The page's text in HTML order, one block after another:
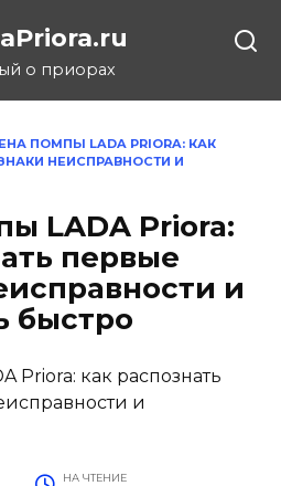
о приорах
ПОМПЫ LADA PRIORA: КАК
НЕИСПРАВНОСТИ И
LADA Priora:
первые
и
быстро
НА ЧТЕНИЕ